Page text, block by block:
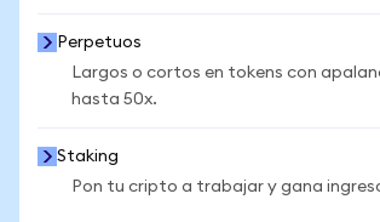
Perpetuos
Largos o cortos en tokens con
hasta 50x.
Staking
Pon tu cripto a trabajar y gana